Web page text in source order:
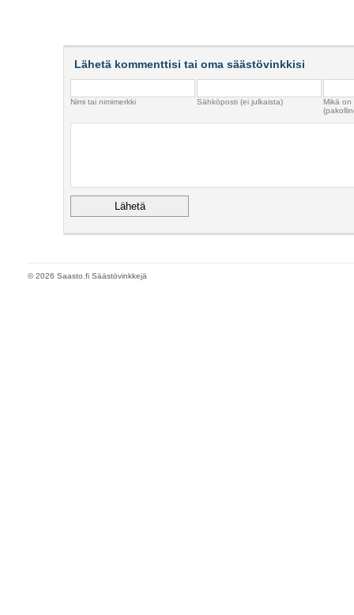
Lähetä kommenttisi tai oma säästövinkkisi
Nimi tai nimimerkki Sähköposti (ei julkaista)
Mikä
© 2026 Saasto.fi Säästövinkkejä